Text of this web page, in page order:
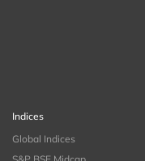
Indices
Global Indices